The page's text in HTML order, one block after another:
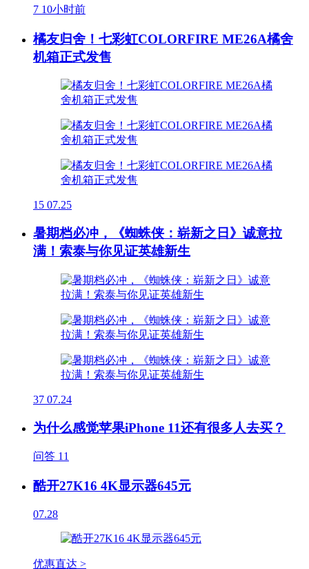
7 10小时前
橘友归舍！七彩虹COLORFIRE ME26A橘舍
机箱正式发售
15 07.25
暑期档必冲，《蜘蛛侠：崭新之日》诚意拉
满！索泰与你见证英雄新生
37 07.24
为什么感觉苹果iPhone 11还有很多人去买？
问答 11
酷开27K16 4K显示器645元
07.28
优惠直达 >